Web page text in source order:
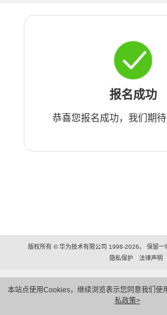
本站点使用Cookies，继续浏览表示您同意我们使
私政策>
报名成功
恭喜您报名成功，我们期待
版权所有 © 华为技术有限公司 1998-2026。 保留
隐私保护
法律声明